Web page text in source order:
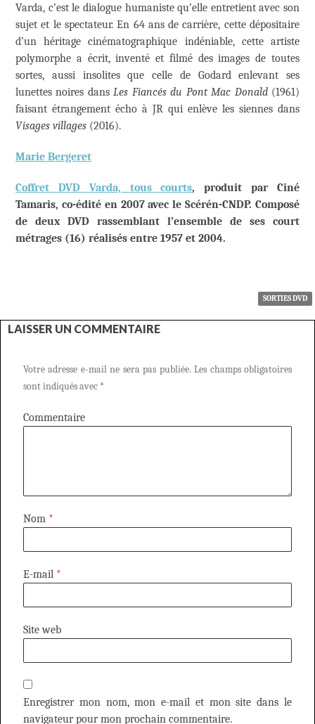
Varda, c’est le dialogue humaniste qu’elle entretient avec son
sujet et le spectateur. En 64 ans de carrière, cette dépositaire
d’un héritage cinématographique indéniable, cette artiste
polymorphe a écrit, inventé et filmé des images de toutes
sortes, aussi insolites que celle de Godard enlevant ses
lunettes noires dansLes Fiancés du Pont Mac Donald(1961)
faisant étrangement écho à JR qui enlève les siennes dans
Visages villages (2016).
Marie Bergeret
Coffret DVD Varda, tous courts, produit par Ciné
Tamaris, co-édité en 2007 avec le Scérén-CNDP. Composé
de deux DVD rassemblant l’ensemble de ses court
métrages (16) réalisés entre 1957 et 2004.
SORTIES DVD
LAISSER UN COMMENTAIRE
Votre adresse e-mail ne sera pas publiée. Les champs obligatoires
sont indiqués avec *
Commentaire
Nom *
E-mail *
Site web
Enregistrer mon nom, mon e-mail et mon site dans le
navigateur pour mon prochain commentaire.